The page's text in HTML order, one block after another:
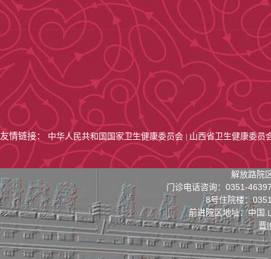
友情链接： 中华人民共和国国家卫生健康委员会 山西省卫生健康委员
解放路院
门诊电话咨询：0351-
8号住院楼：
前进院区地址：中国
晋